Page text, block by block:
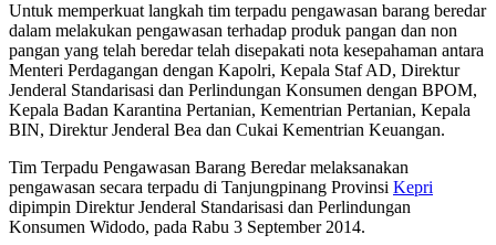
Untuk memperkuat langkah tim terpadu pengawasan barang beredar
dalam melakukan pengawasan terhadap produk pangan dan non
pangan yang telah beredar telah disepakati nota kesepahaman antara
Menteri Perdagangan dengan Kapolri, Kepala Staf AD, Direktur
Jenderal Standarisasi dan Perlindungan Konsumen dengan BPOM,
Kepala Badan Karantina Pertanian, Kementrian Pertanian, Kepala
BIN, Direktur Jenderal Bea dan Cukai Kementrian Keuangan.
Tim Terpadu Pengawasan Barang Beredar melaksanakan
pengawasan secara terpadu di Tanjungpinang Provinsi Kepri
dipimpin Direktur Jenderal Standarisasi dan Perlindungan
Konsumen Widodo, pada Rabu 3 September 2014.